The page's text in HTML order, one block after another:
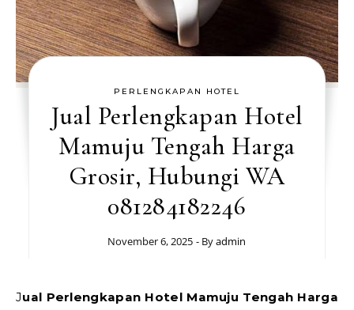
PERLENGKAPAN HOTEL
Jual Perlengkapan Hotel
Mamuju Tengah Harga
Grosir, Hubungi WA
081284182246
November 6, 2025 - Byadmin
Jual Perlengkapan Hotel Mamuju Tengah Harga